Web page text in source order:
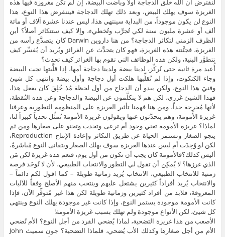
لنفترض أن الله خلق الدجاجة أولاً وباضت البيضة، إن لم تكن مغروزة فيها هذه
الغريزة سوف يهلك البيض، وبعد ذلك تهلك الدجاجة فيننقرض هذا النوع، هذا
النوع لن يكون موجوداً، من البداية سينتهي هذا، ليس عندنا عشرة آلاف أو مائة
ألف أو عشرة مليون سنة لكي تُجرِّب وتُخطيء، وإلا كيف ستتكاثر أصلاً؟ أين
الظرف الزمني لتكاثر الدجاجة؟ من هنا داروين Darwin كان يتصدَّع رأسه من
الغريزة، فجنَّنته هذه الغريزة، فهو كان يتحدَّث عن الغرائز ويُريد أن يُفسِّر كيف
تتطوَّر البنية، ولكن هذه الوظائف التي تقوم بها الغرائز كيف تحدث؟
أُعيد مرة ثانية حتى نُركِّز، لدينا بيضة ولدينا دجاجة أمها، إذا قلَّبتها نجت البيضة
وجاء الكتكوت، وإذا لم تُقلِّبها هلكت أول دجاجة وأول بيضة وانتهى كل شيئ
وفنيَ هذا النوع، ولكن يبدو أن الدجاج من أول لحظة مُذ خُلِقَ كان يفعل هذا،
فهذا الشيئ غرزي، لكن هم لا يتكلَّمون عن البيضة والدجاجة وعن هذه النُقطة،
لأنها مُحرِجة جداً، ومن هنا فهمنا تأثير الغريزة على المنظومة التطورية وعرفنا
غريزة الأمومة، وهم يتحدَّثون عنها ويقولون غريزة الأمومة تُمثِّل تحدياً كبيراً لنا،
لماذا؟ غريزة الأمومة تعني وجود أم ترعى وتحدب وتحنو على صغارها ومن ثم
ينجو الصغار وتستمر الحياة عن طريق التكاثر وإعادة الإنتاج Reproduction،
لكن لو وُجِدَت أم ليس عندها الغريزة سوف يهلك الصغار ويتفانى النوع مُباشَرةً،
أليس كذلك؟فالأمومة كان يجب أن تكون من أول يوم، فنعم هذه غريزة لكن مَن
الذي غرزها؟ لا يُمكِن أن تقول لي التطور والانتخاب الطبيعي، لأن لا تُوجَد فرصة
زمنية للانتخاب الطبيعي، الانتخاب يُريد زمانية طويلة – كما اقول لكم دائماً –
والانتخاب يُريد أفراداً كثيرين يشتغل عليهم وينتخب منهم الأصلح وفقاً للآليات
المعروفة، فلابد من أفراد كثيرين وزمانية طويلة لكن هذا غير مُتوفِّر الآن، فإذا
كانت الأمومة موجودة يستمر النوع، وإذا كانت غير موجودة يهلك النوع وينتهى
كل شيئ، لكن الأنواع موجودة ولم تهلك بسبب غريزة الأمومة!
الأصعب من هذا غريزة التضحية، لماذا يُضحي الفرد من أجل النوع؟ الأم تُضحي
الأم من أجل صغارها وكذلك الأب يُضحي، فلماذا التضحية؟ جون سميث John